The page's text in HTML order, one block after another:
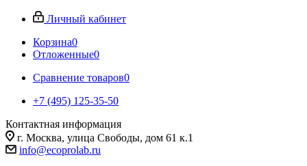
Личный кабинет
Корзина0
Отложенные0
Сравнение товаров0
+7 (495) 125-35-50
Контактная информация
г. Москва, улица Свободы, дом 61 к.1
info@ecoprolab.ru